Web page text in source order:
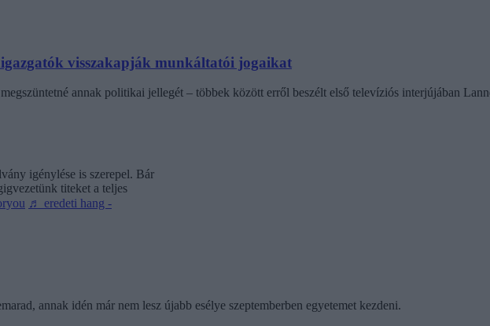
visszakapják munkáltatói jogaikat
annak politikai jellegét – többek között erről beszélt első televíziós interjújában
igénylése is szerepel. Bár
titeket a teljes
♬ eredeti hang -
annak idén már nem lesz újabb esélye szeptemberben egyetemet kezdeni.